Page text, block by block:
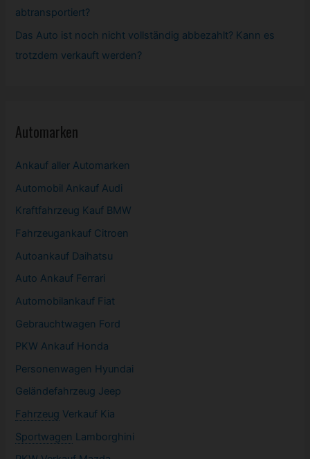
abtransportiert?
Das Auto ist noch nicht vollständig abbezahlt? Kann es
trotzdem verkauft werden?
Automarken
Ankauf aller Automarken
Automobil Ankauf Audi
Kraftfahrzeug Kauf BMW
Fahrzeugankauf Citroen
Autoankauf Daihatsu
Auto Ankauf Ferrari
Automobilankauf Fiat
Gebrauchtwagen Ford
PKW Ankauf Honda
Personenwagen Hyundai
Geländefahrzeug Jeep
Fahrzeug Verkauf Kia
Sportwagen Lamborghini